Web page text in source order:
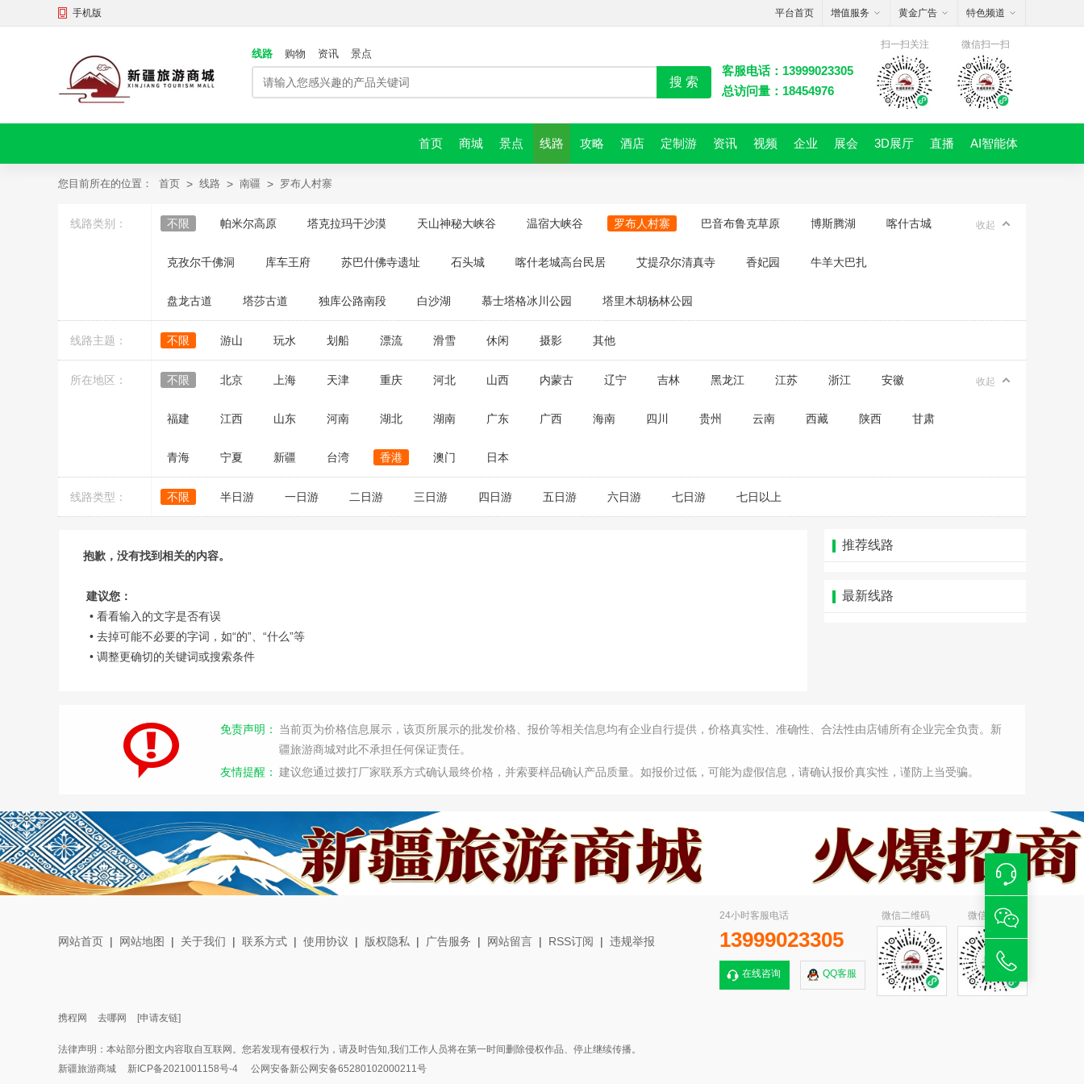
手机版 平台首页 增值服务 黄金广告 特色频道
线路 购物 资讯 景点
搜 索
客服电话：13999023305
总访问量：18454976
微信扫一扫
扫一扫关注
首页 商城 景点 线路 攻略 酒店 定制游 资讯 视频 企业 展会 3D展厅 直播 AI智能体
您目前所在的位置： 首页 > 线路 > 南疆 > 罗布人村寨
线路类别： 不限 帕米尔高原 塔克拉玛干沙漠 天山神秘大峡谷 温宿大峡谷 罗布人村寨 巴音布鲁克草原 博斯腾湖 喀什古城
克孜尔千佛洞 库车王府 苏巴什佛寺遗址 石头城 喀什老城高台民居 艾提尕尔清真寺 香妃园 牛羊大巴扎
盘龙古道 塔莎古道 独库公路南段 白沙湖 慕士塔格冰川公园 塔里木胡杨林公园
收起
线路主题： 不限 游山 玩水 划船 漂流 滑雪 休闲 摄影 其他
所在地区： 不限 北京 上海 天津 重庆 河北 山西 内蒙古 辽宁 吉林 黑龙江 江苏 浙江 安徽
福建 江西 山东 河南 湖北 湖南 广东 广西 海南 四川 贵州 云南 西藏 陕西 甘肃
青海 宁夏 新疆 台湾 香港 澳门 日本
收起
线路类型： 不限 半日游 一日游 二日游 三日游 四日游 五日游 六日游 七日游 七日以上
抱歉，没有找到相关的内容。
建议您：
• 看看输入的文字是否有误
• 去掉可能不必要的字词，如“的”、“什么”等
• 调整更确切的关键词或搜索条件
推荐线路
最新线路
免责声明：
当前页为价格信息展示，该页所展示的批发价格、报价等相关信息均有企业自行提供，价格真实性、准确性、合法性由店铺所有企业完全负责。新
疆旅游商城对此不承担任何保证责任。
友情提醒： 建议您通过拨打厂家联系方式确认最终价格，并索要样品确认产品质量。如报价过低，可能为虚假信息，请确认报价真实性，谨防上当受骗。
网站首页 | 网站地图 | 关于我们 | 联系方式 | 使用协议 | 版权隐私 | 广告服务 | 网站留言 | RSS订阅 | 违规举报
微信二维码 微信小程序
24小时客服电话
13999023305
在线咨询 QQ客服
携程网 去哪网 [申请友链]
法律声明：本站部分图文内容取自互联网。您若发现有侵权行为，请及时告知,我们工作人员将在第一时间删除侵权作品、停止继续传播。
新疆旅游商城
新ICP备2021001158号-4 公网安备新公网安备65280102000211号